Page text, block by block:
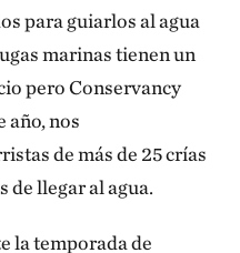
para guiarlos al agua
marinas tienen un
pero Conservancy
año, nos
de más de 25 crías
de llegar al agua.
la temporada de